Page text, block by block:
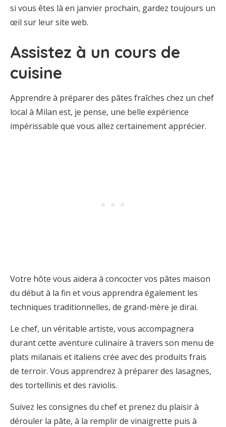
si vous êtes là en janvier prochain, gardez toujours un
œil sur leur site web.
Assistez à un cours de
cuisine
Apprendre à préparer des pâtes fraîches chez un chef
local à Milan est, je pense, une belle expérience
impérissable que vous allez certainement apprécier.
Votre hôte vous aidera à concocter vos pâtes maison
du début à la fin et vous apprendra également les
techniques traditionnelles, de grand-mère je dirai.
Le chef, un véritable artiste, vous accompagnera
durant cette aventure culinaire à travers son menu de
plats milanais et italiens crée avec des produits frais
de terroir. Vous apprendrez à préparer des lasagnes,
des tortellinis et des raviolis.
Suivez les consignes du chef et prenez du plaisir à
dérouler la pâte, à la remplir de vinaigrette puis à